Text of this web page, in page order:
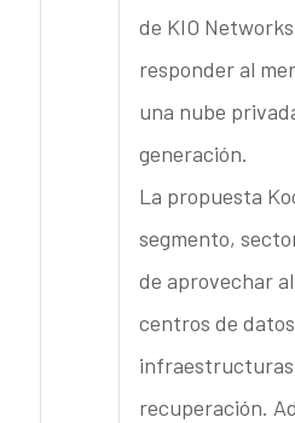
de KIO
responder al
una nube
generación.
La propuesta
segmento,
de aprovechar
centros de
recuperación.